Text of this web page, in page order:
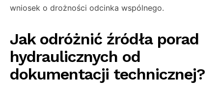
wniosek o drożności odcinka wspólnego.
Jak odróżnić źródła porad
hydraulicznych od
dokumentacji technicznej?